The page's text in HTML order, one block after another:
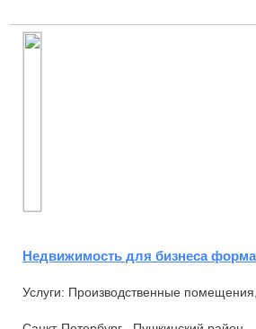
Недвижимость для бизнеса
Услуги: Производственные